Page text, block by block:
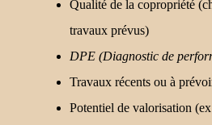
Qualité de la copropriété
travaux prévus)
DPE (Diagnostic de
Travaux récents ou à
Potentiel de valorisation